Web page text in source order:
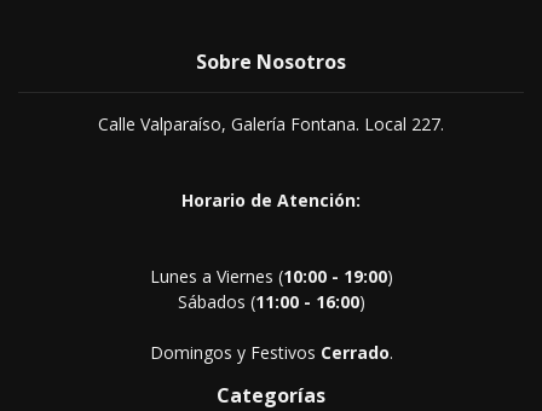
Sobre Nosotros
Calle Valparaíso, Galería Fontana. Local 227.
Horario de Atención:
Lunes a Viernes (10:00 - 19:00)
Sábados (11:00 - 16:00)
Domingos y Festivos Cerrado.
Categorías